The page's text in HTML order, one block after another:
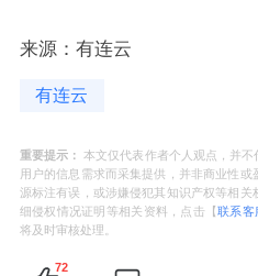
来源：有连云
有连云
重要提示： 本文仅代表作者个人观点，并
用户的信息需求而采集提供，并非商业性
源标注有误，或涉嫌侵犯其知识产权等相
细侵权情况证明等相关资料，点击【联系客
将及时审核处理。
72